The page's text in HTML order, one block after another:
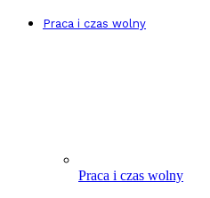
Praca i czas wolny
Praca i czas wolny